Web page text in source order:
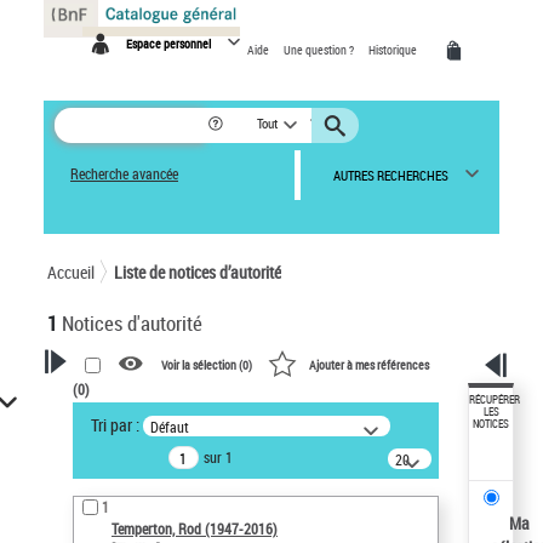
Espace personnel Aide Une question ? Historique
Tout
Recherche avancée AUTRES RECHERCHES
Accueil Liste de notices d’autorité
1 Notices d'autorité
VOTRE RECHERCHE
Recherche avancée dans les
notices d’autorité
Œuvres liées à l'auteur :
Temperton, Rod (1947-2016)
Voir la sélection (0) Ajouter à mes références
(0)
Tri par : Défaut
sur 1
20
résultats/page
1
Temperton, Rod (1947-2016)
RÉCUPÉRER
LES
NOTICES
Ma
Panneau de gestion des cookies